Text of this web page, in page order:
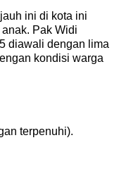
ini di kota ini
Pak Widi
diawali dengan lima
kondisi warga
terpenuhi).